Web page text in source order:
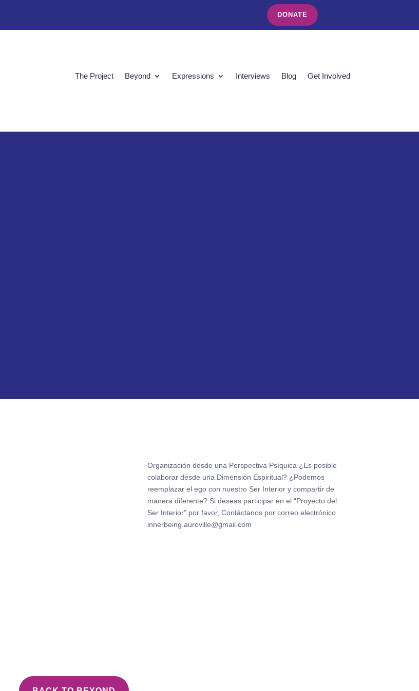
DONATE
The Project Beyond Expressions Interviews Blog Get Involved
Organización desde una Perspectiva Psíquica ¿Es posible
colaborar desde una Dimensión Espiritual? ¿Podemos
reemplazar el ego con nuestro Ser Interior y compartir de
manera diferente? Si deseas participar en el “Proyecto del
Ser Interior” por favor, Contáctanos por correo electrónico
innerbeing.auroville@gmail.com